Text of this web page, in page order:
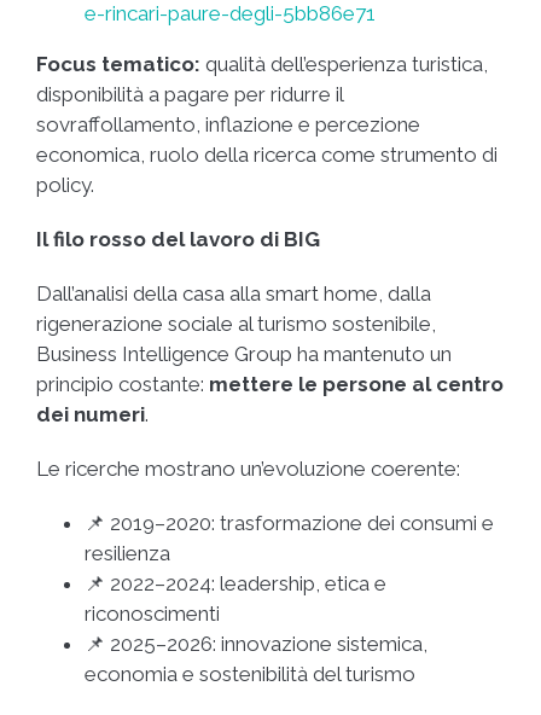
e-rincari-paure-degli-5bb86e71
Focus tematico: qualità dell’esperienza turistica,
disponibilità a pagare per ridurre il
sovraffollamento, inflazione e percezione
economica, ruolo della ricerca come strumento di
policy.
Il filo rosso del lavoro di BIG
Dall’analisi della casa alla smart home, dalla
rigenerazione sociale al turismo sostenibile,
Business Intelligence Group ha mantenuto un
principio costante: mettere le persone al centro
dei numeri.
Le ricerche mostrano un’evoluzione coerente:
📌 2019–2020: trasformazione dei consumi e
resilienza
📌 2022–2024: leadership, etica e
riconoscimenti
📌 2025–2026: innovazione sistemica,
economia e sostenibilità del turismo